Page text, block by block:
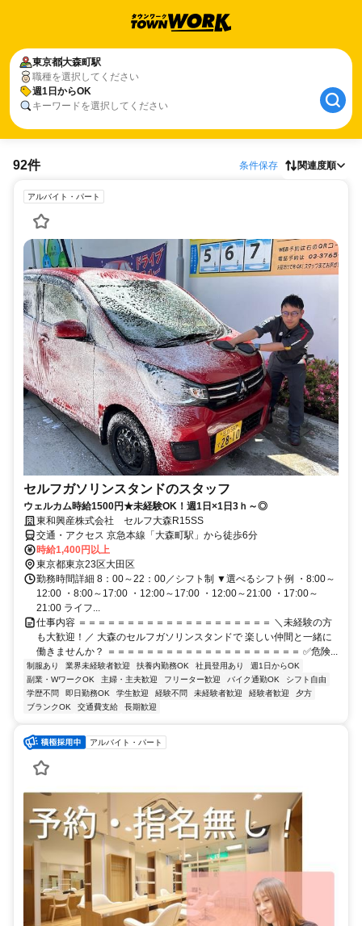
東京都大森町駅
職種を選択してください
週1日からOK
キーワードを選択してください
92件 条件保存 関連度順
アルバイト・パート
セルフガソリンスタンドのスタッフ
ウェルカム時給1500円★未経験OK！週1日×1日3ｈ～◎
東和興産株式会社 セルフ大森R15SS
交通・アクセス 京急本線「大森町駅」から徒歩6分
時給1,400円以上
東京都東京23区大田区
勤務時間詳細 8：00～22：00／シフト制 ▼選べるシフト例 ・8:00～
12:00 ・8:00～17:00 ・12:00～17:00 ・12:00～21:00 ・17:00～
21:00 ライフ...
仕事内容 ＝＝＝＝＝＝＝＝＝＝＝＝＝＝＝＝＝＝＝＝ ＼未経験の方
も大歓迎！／ 大森のセルフガソリンスタンドで 楽しい仲間と一緒に
働きませんか？ ＝＝＝＝＝＝＝＝＝＝＝＝＝＝＝＝＝＝＝＝ ✅危険...
制服あり 業界未経験者歓迎 扶養内勤務OK 社員登用あり
週1日からOK
副業・WワークOK
主婦・主夫歓迎 フリーター歓迎 バイク通勤OK
シフト自由
学歴不問
即日勤務OK 学生歓迎 経験不問 未経験者歓迎 経験者歓迎
夕方
ブランクOK
交通費支給 長期歓迎
アルバイト・パート